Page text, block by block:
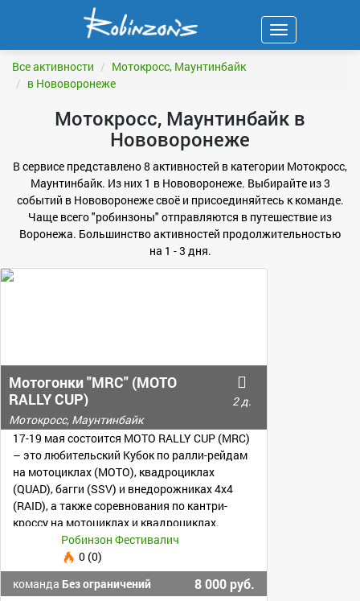
Навигация
Все активности
Мотокросс, Маунтинбайк
в Нововоронеже
Мотокросс, Маунтинбайк в
Нововоронеже
В сервисе представлено 8 активностей в категории Мотокросс,
Маунтинбайк. Из них 1 в Нововоронеже. Выбирайте из 3
событий в Нововоронеже своё и присоединяйтесь к команде.
Чаще всего "робинзоны" отправляются в путешествие из
Воронежа. Большинство активностей продолжительностью
на 1 - 3 дня.
Мотогонки "MRC" (MOTO
RALLY CUP)
2 д.
Мотокросс, Маунтинбайк
17-19 мая состоится MOTO RALLY CUP (MRC)
– это любительский Кубок по ралли-рейдам
на мотоциклах (MOTO), квадроциклах
(QUAD), багги (SSV) и внедорожниках 4х4
(RAID), а также соревнования по кантри-
кроссу на мотоциклах и квадроциклах.
Робинзон Фестивалич
0 (0)
команда Без ограничений 8 000 руб.